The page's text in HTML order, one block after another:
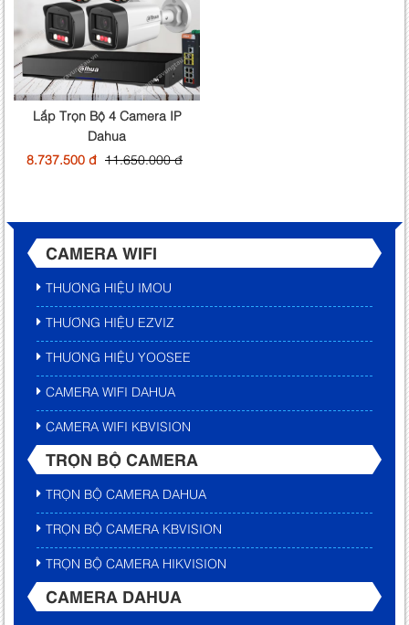
Lắp Trọn Bộ 4 Camera IP
Dahua
8.737.500 đ 11.650.000 đ
CAMERA WIFI
THƯƠNG HIỆU IMOU
THƯƠNG HIỆU EZVIZ
THƯƠNG HIỆU YOOSEE
CAMERA WIFI DAHUA
CAMERA WIFI KBVISION
TRỌN BỘ CAMERA
TRỌN BỘ CAMERA DAHUA
TRỌN BỘ CAMERA KBVISION
TRỌN BỘ CAMERA HIKVISION
CAMERA DAHUA